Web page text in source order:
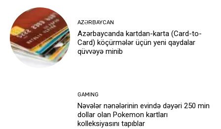
AZƏRBAYCAN
Azərbaycanda kartdan-karta (Card-to-
Card) köçürmələr üçün yeni qaydalar
qüvvəyə minib
GAMING
Nəvələr nənələrinin evində dəyəri 250 min
dollar olan Pokemon kartları
kolleksiyasını tapıblar